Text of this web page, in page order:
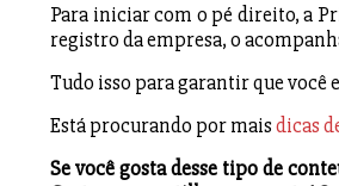
Para iniciar com o pé direito, a
registro da empresa, o
Tudo isso para garantir que você
Está procurando por maisdicas
Se você gosta desse tipo de